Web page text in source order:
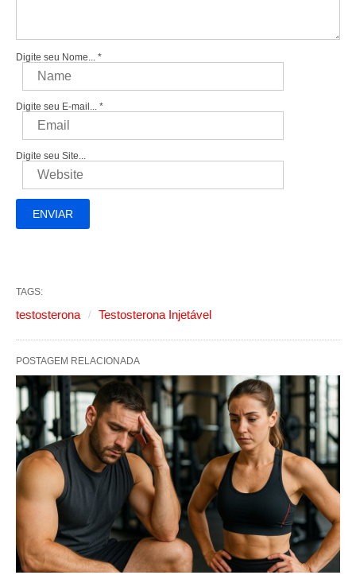
Digite seu Nome... *
Digite seu E-mail... *
Digite seu Site...
TAGS:
testosterona Testosterona Injetável
POSTAGEM RELACIONADA